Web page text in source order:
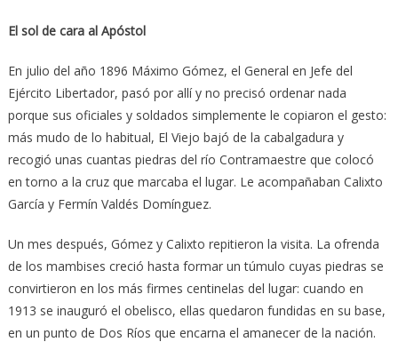
El sol de cara al Apóstol
En julio del año 1896 Máximo Gómez, el General en Jefe del
Ejército Libertador, pasó por allí y no precisó ordenar nada
porque sus oficiales y soldados simplemente le copiaron el gesto:
más mudo de lo habitual, El Viejo bajó de la cabalgadura y
recogió unas cuantas piedras del río Contramaestre que colocó
en torno a la cruz que marcaba el lugar. Le acompañaban Calixto
García y Fermín Valdés Domínguez.
Un mes después, Gómez y Calixto repitieron la visita. La ofrenda
de los mambises creció hasta formar un túmulo cuyas piedras se
convirtieron en los más firmes centinelas del lugar: cuando en
1913 se inauguró el obelisco, ellas quedaron fundidas en su base,
en un punto de Dos Ríos que encarna el amanecer de la nación.